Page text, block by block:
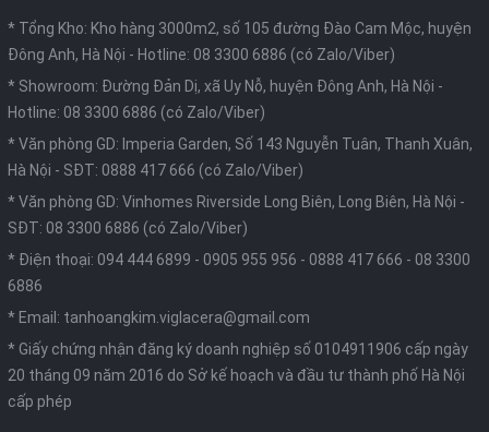
* Tổng Kho: Kho hàng 3000m2, số 105 đường Đào Cam Mộc, huyện
Đông Anh, Hà Nội - Hotline: 08 3300 6886 (có Zalo/Viber)
* Showroom: Đường Đản Dị, xã Uy Nỗ, huyện Đông Anh, Hà Nội -
Hotline: 08 3300 6886 (có Zalo/Viber)
* Văn phòng GD: Imperia Garden, Số 143 Nguyễn Tuân, Thanh Xuân,
Hà Nội - SĐT: 0888 417 666 (có Zalo/Viber)
* Văn phòng GD: Vinhomes Riverside Long Biên, Long Biên, Hà Nội -
SĐT: 08 3300 6886 (có Zalo/Viber)
* Điện thoại: 094 444 6899 - 0905 955 956 - 0888 417 666 - 08 3300
6886
* Email: tanhoangkim.viglacera@gmail.com
* Giấy chứng nhận đăng ký doanh nghiệp số 0104911906 cấp ngày
20 tháng 09 năm 2016 do Sở kế hoạch và đầu tư thành phố Hà Nội
cấp phép